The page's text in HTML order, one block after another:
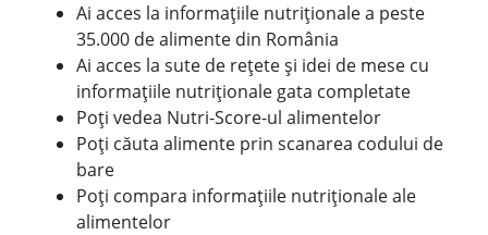
Ai acces la informațiile nutriționale a peste
35.000 de alimente din România
Ai acces la sute de rețete și idei de mese cu
informațiile nutriționale gata completate
Poți vedea Nutri-Score-ul alimentelor
Poți căuta alimente prin scanarea codului de
bare
Poți compara informațiile nutriționale ale
alimentelor